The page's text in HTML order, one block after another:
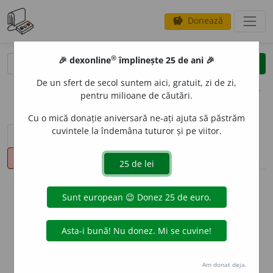
savings Donează
clear
opțiuni
sinteza definițiilor (1) definiții (5)
declinări
info
Aceste definiții sunt compilate de
echipa dexonline. Definițiile
originale se află pe filadefiniții.
Puteți reordona filele pe pagina de
🎉 dexonline® împlinește 25 de ani 🎉
De un sfert de secol suntem aici, gratuit, zi de zi,
pentru milioane de căutări.
Cu o mică donație aniversară ne-ați ajuta să păstrăm
cuvintele la îndemâna tuturor și pe viitor.
Am donat deja.